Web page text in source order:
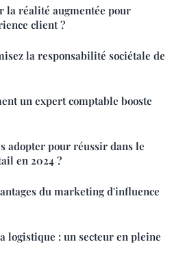
la réalité augmentée pour
client ?
la responsabilité sociétale de
un expert comptable booste
adopter pour réussir dans le
en 2024 ?
du marketing d'influence
logistique : un secteur en pleine